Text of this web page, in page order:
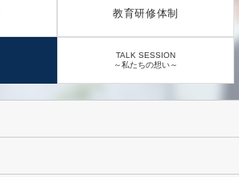
教育研修体制
TALK SESSION
～私たちの想い～